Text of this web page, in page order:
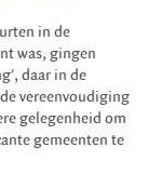
in de
was, gingen
daar in de
vereenvoudiging
gelegenheid om
gemeenten te